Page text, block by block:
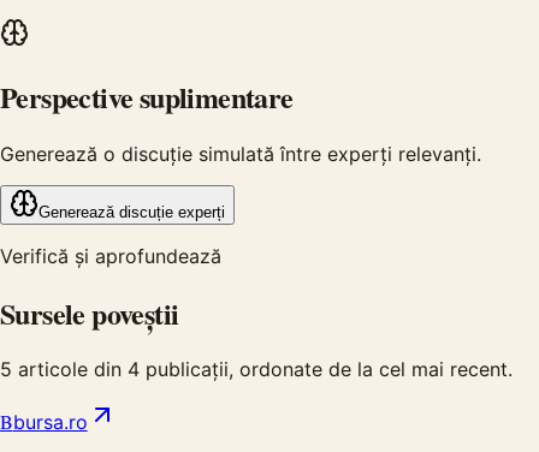
Perspective suplimentare
Generează o discuție simulată între experți relevanți.
Generează discuție experți
Verifică și aprofundează
Sursele poveștii
5 articole din 4 publicații, ordonate de la cel mai recent.
Bbursa.ro